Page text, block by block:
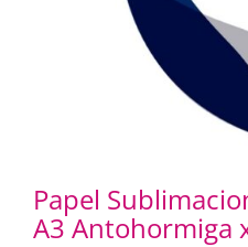
Papel
A3 Antohormiga